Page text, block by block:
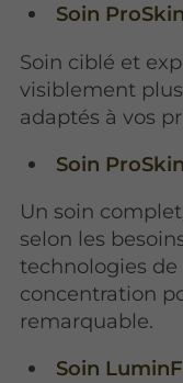
Soin
Soin ciblé et
visiblement
adaptés à vos
Soin
Un soin
selon les
technologies
concentration
remarquable.
Soin